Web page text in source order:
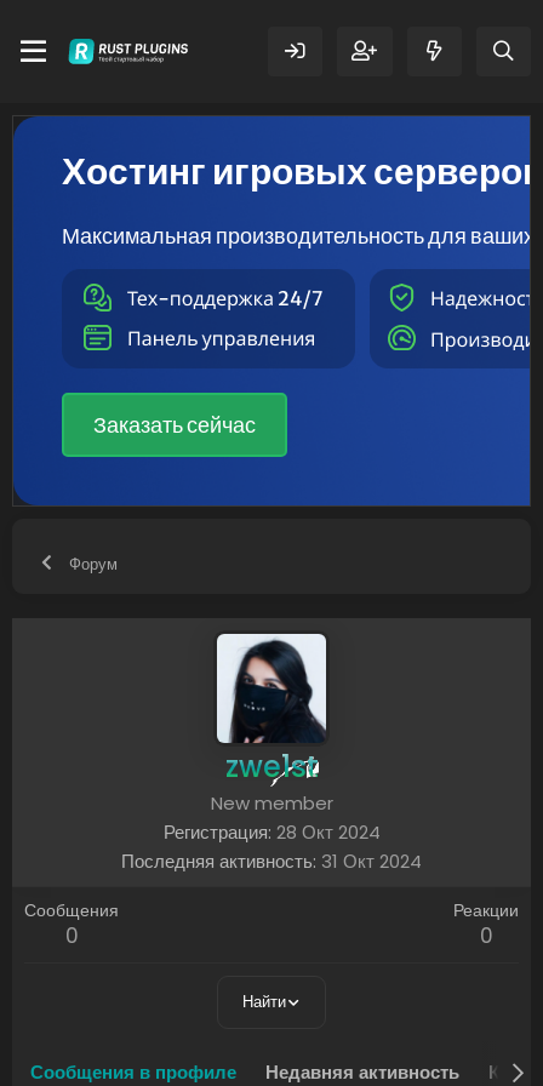
Хостинг игровых серверов
Максимальная производительность для ваших
Заказать сейчас
Форум
zwe1st
New member
Регистрация 28 Окт 2024
Последняя активность 31 Окт 2024
Сообщения
0
Реакции
0
Найти
Сообщения в профиле Недавняя активность